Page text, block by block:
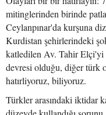
mitinglerinden birinde
Ceylanpınar'da kurşuna
Kurdistan şehirlerindeki
katledilen Av. Tahir Elçi'yi
devresi olduğu, diğer türk
hatırliyoruz, biliyoruz.
Türkler arasındaki iktidar